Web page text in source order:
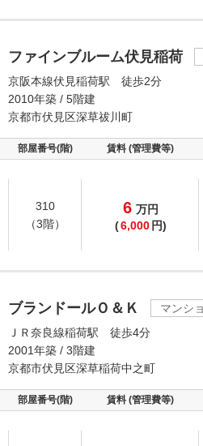
ファインブルーム伏見稲荷
京阪本線伏見稲荷駅 徒歩2分
2010年築 / 5階建
京都市伏見区深草祓川町
部屋番号(階) 賃料 (管理費等)
310
（3階）
6 万円
(6,000 円)
ブランドールＯ＆Ｋ
マンシ
ＪＲ奈良線稲荷駅 徒歩4分
2001年築 / 3階建
京都市伏見区深草稲荷中之町
部屋番号(階) 賃料 (管理費等)